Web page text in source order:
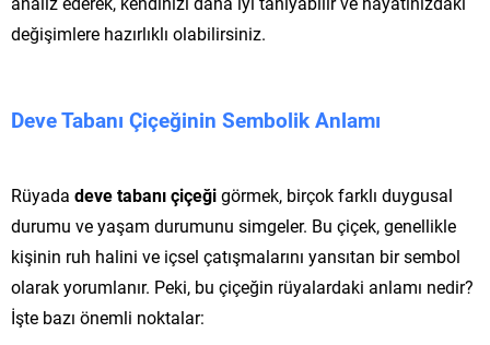
değişimlere hazırlıklı olabilirsiniz.
Deve Tabanı Çiçeğinin Sembolik Anlamı
Rüyada deve tabanı çiçeğigörmek, birçok farklı duygusal
durumu ve yaşam durumunu simgeler. Bu çiçek, genellikle
kişinin ruh halini ve içsel çatışmalarını yansıtan bir sembol
olarak yorumlanır. Peki, bu çiçeğin rüyalardaki anlamı nedir?
İşte bazı önemli noktalar: